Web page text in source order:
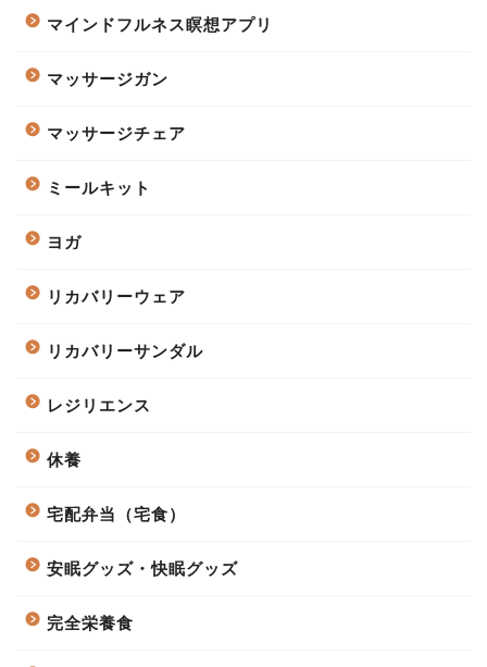
マインドフルネス瞑想アプリ
マッサージガン
マッサージチェア
ミールキット
ヨガ
リカバリーウェア
リカバリーサンダル
レジリエンス
休養
宅配弁当（宅食）
安眠グッズ・快眠グッズ
完全栄養食